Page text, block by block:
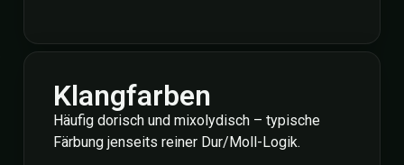
Klangfarben
Häufig dorisch und mixolydisch – typische
Färbung jenseits reiner Dur/Moll-Logik.